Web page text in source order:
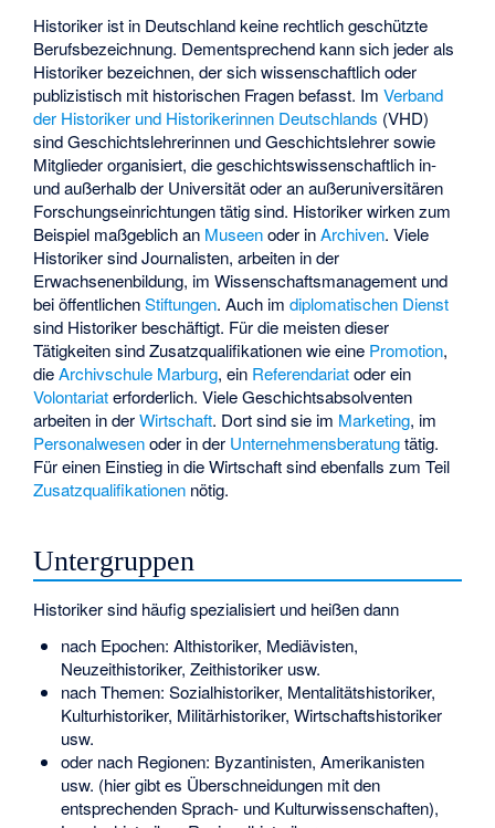
Historiker ist in Deutschland keine rechtlich geschützte
Berufsbezeichnung. Dementsprechend kann sich jeder als
Historiker bezeichnen, der sich wissenschaftlich oder
publizistisch mit historischen Fragen befasst. ImVerband
der Historiker und Historikerinnen Deutschlands (VHD)
sind Geschichtslehrerinnen undGeschichtslehrersowie
Mitglieder organisiert, die geschichtswissenschaftlich in-
und außerhalb der Universität oder an außeruniversitären
Forschungseinrichtungen tätig sind. Historiker wirken zum
Beispiel maßgeblich an Museenoder inArchiven. Viele
Historiker sind Journalisten, arbeiten in der
Erwachsenenbildung, im Wissenschaftsmanagement und
bei öffentlichenStiftungen. Auch imdiplomatischen Dienst
sind Historiker beschäftigt. Für die meisten dieser
Tätigkeiten sind Zusatzqualifikationen wie eine Promotion,
dieArchivschule Marburg, ein Referendariatoder ein
Volontariaterforderlich. Viele Geschichtsabsolventen
arbeiten in derWirtschaft. Dort sind sie im Marketing, im
Personalwesenoder in der Unternehmensberatungtätig.
Für einen Einstieg in die Wirtschaft sind ebenfalls zum Teil
Zusatzqualifikationen nötig.
Untergruppen
Historiker sind häufig spezialisiert und heißen dann
nach Epochen: Althistoriker, Mediävisten,
Neuzeithistoriker, Zeithistoriker usw.
nach Themen: Sozialhistoriker, Mentalitätshistoriker,
Kulturhistoriker, Militärhistoriker, Wirtschaftshistoriker
usw.
oder nach Regionen: Byzantinisten, Amerikanisten
usw. (hier gibt es Überschneidungen mit den
entsprechenden Sprach- und Kulturwissenschaften),